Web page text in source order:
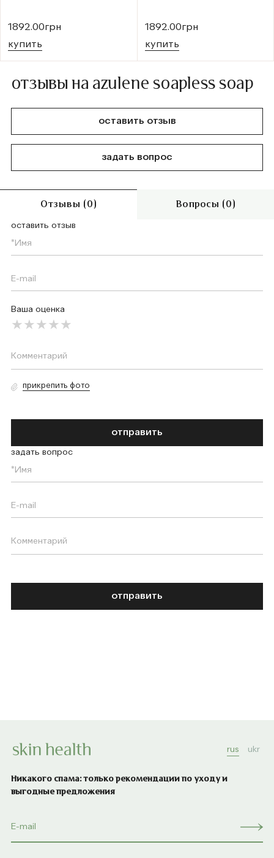
1892.00грн
купить
1892.00грн
купить
отзывы на azulene soapless soap
оставить отзыв
задать вопрос
Отзывы (0) Вопросы (0)
оставить отзыв
Ваша оценка
прикрепить фото
отправить
задать вопрос
отправить
rus ukr
Никакого спама: только рекомендации по уходу и
выгодные предложения